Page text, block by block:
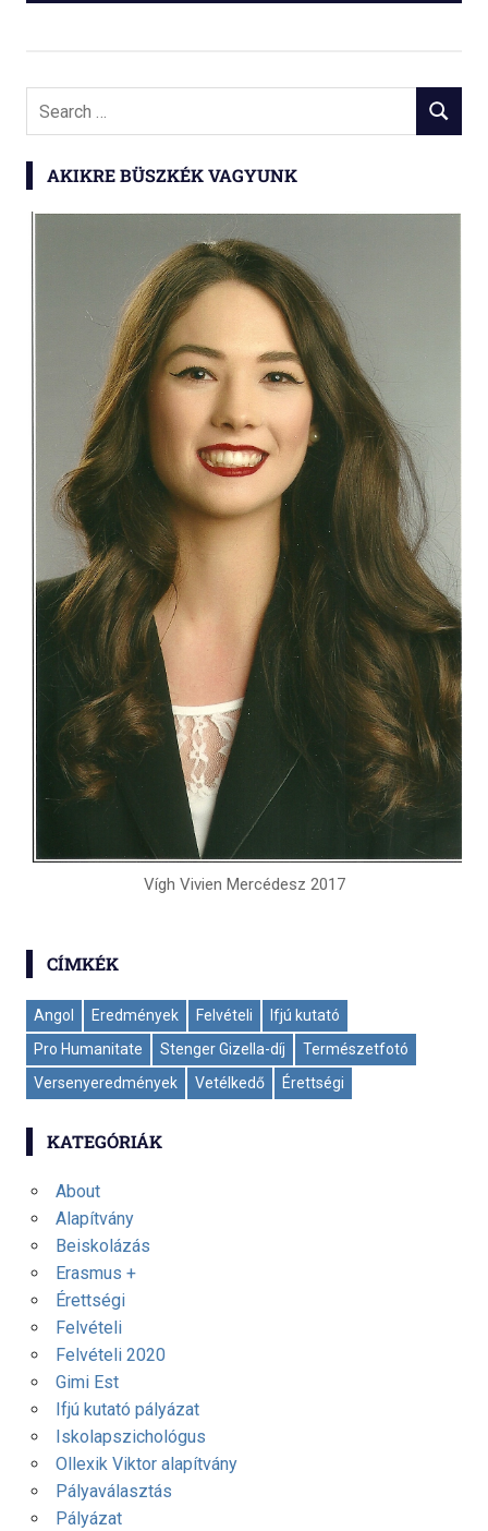
Search
SEARCH
AKIKRE BÜSZKÉK VAGYUNK
Vígh Vivien Mercédesz 2017
CÍMKÉK
Angol Eredmények Felvételi
Ifjú kutató
Pro Humanitate
Stenger Gizella-díj
Természetfotó
Versenyeredmények
Vetélkedő Érettségi
KATEGÓRIÁK
About
Alapítvány
Beiskolázás
Erasmus +
Érettségi
Felvételi
Felvételi 2020
Gimi Est
Ifjú kutató pályázat
Iskolapszichológus
Ollexik Viktor alapítvány
Pályaválasztás
Pályázat